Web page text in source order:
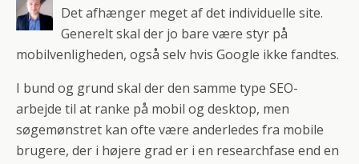
Det afhænger meget af det individuelle site.
Generelt skal der jo bare være styr på
mobilvenligheden, også selv hvis Google ikke fandtes.
I bund og grund skal der den samme type SEO-
arbejde til at ranke på mobil og desktop, men
søgemønstret kan ofte være anderledes fra mobile
brugere, der i højere grad er i en researchfase end en